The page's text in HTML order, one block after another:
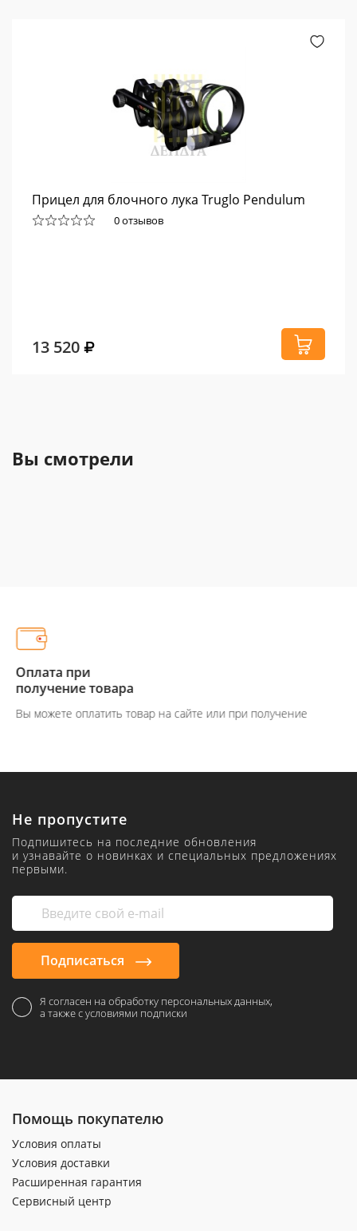
Прицел для блочного лука Truglo Pendulum
0 отзывов
13 520
Вы смотрели
Оплата при
получение товара
Вы можете оплатить товар на сайте или при получение
Не пропустите
Подпишитесь на последние обновления
и узнавайте о новинках и специальных предложениях
первыми.
Подписаться
Я согласен на обработку персональных данных,
а также с условиями подписки
Помощь покупателю
Условия оплаты
Условия доставки
Расширенная гарантия
Сервисный центр